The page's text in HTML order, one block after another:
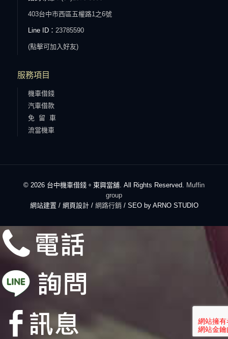
403台中市西區五權路1之6號
Line ID： 23785590
(點擊可加入好友)
服務項目
機車借錢
汽車借款
免 留 車
流當機車
© 2026 台中機車借錢。東興當舖. All Rights Reserved. Muffin
group
網站建置 / 網頁設計 / 網路行銷 / SEO by ARNO STUDIO